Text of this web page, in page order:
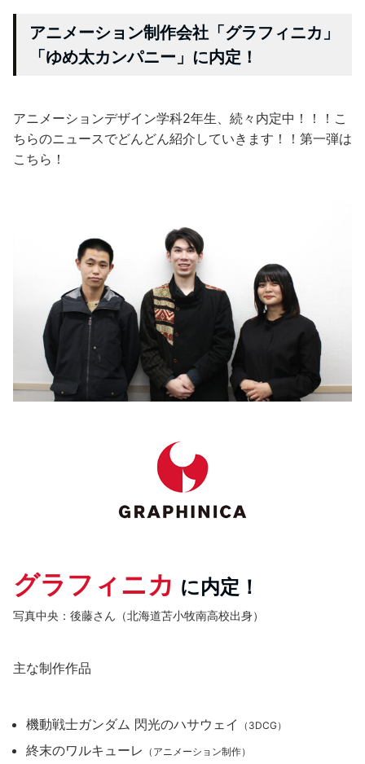
アニメーション制作会社「グラフィニカ」
「ゆめ太カンパニー」に内定！
アニメーションデザイン学科2年生、続々内定中！！！こ
ちらのニュースでどんどん紹介していきます！！第一弾は
こちら！
グラフィニカ に内定！
写真中央：後藤さん（北海道苫小牧南高校出身）
主な制作作品
機動戦士ガンダム 閃光のハサウェイ （3DCG）
終末のワルキューレ （アニメーション制作）